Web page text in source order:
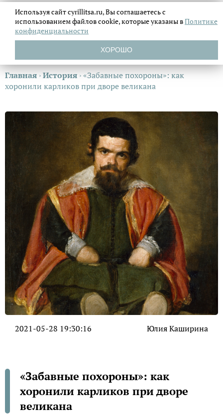
Главная ›История ›«Забавные похороны»: как
хоронили карликов при дворе великана
2021-05-28 19:30:16 Юлия Каширина
«Забавные похороны»: как
хоронили карликов при дворе
великана
Используя сайт cyrillitsa.ru, Вы соглашаетесь с
использованием файловcookie, которые указаны вПолитике
конфиденциальности
ХОРОШО